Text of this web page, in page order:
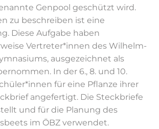
Genpool geschützt wird.
zu beschreiben ist eine
Diese Aufgabe haben
Vertreter*innen des Wilhelm-
ausgezeichnet als
In der 6., 8. und 10.
für eine Pflanze ihrer
angefertigt. Die Steckbriefe
und für die Planung des
im ÖBZ verwendet.